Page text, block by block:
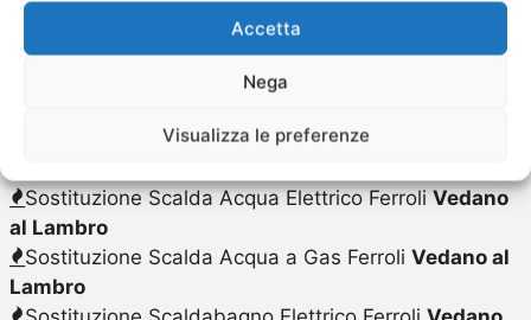
Accetta
Nega
Visualizza le preferenze
Sostituzione Caldaie Caldaie Ferroli PrezziVedano
Sostituzione Scalda Acqua Elettrico FerroliVedano
al Lambro
Sostituzione Scalda Acqua a Gas Ferroli Vedano al
Lambro